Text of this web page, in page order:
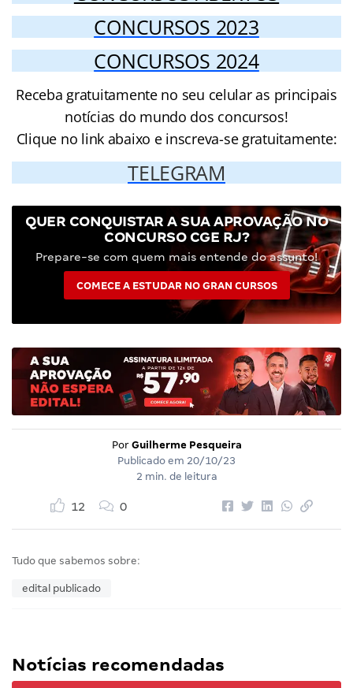
CONCURSOS 2023
CONCURSOS 2024
Receba gratuitamente no seu celular as principais
notícias do mundo dos concursos!
Clique no link abaixo e inscreva-se gratuitamente:
TELEGRAM
QUER CONQUISTAR A SUA APROVAÇÃO NO
CONCURSO CGE RJ?
Prepare-se com quem mais entende do assunto!
COMECE A ESTUDAR NO GRAN CURSOS
Por Guilherme Pesqueira
Publicado em 20/10/23
2 min. de leitura
12 0
Tudo que sabemos sobre:
edital publicado
Notícias recomendadas